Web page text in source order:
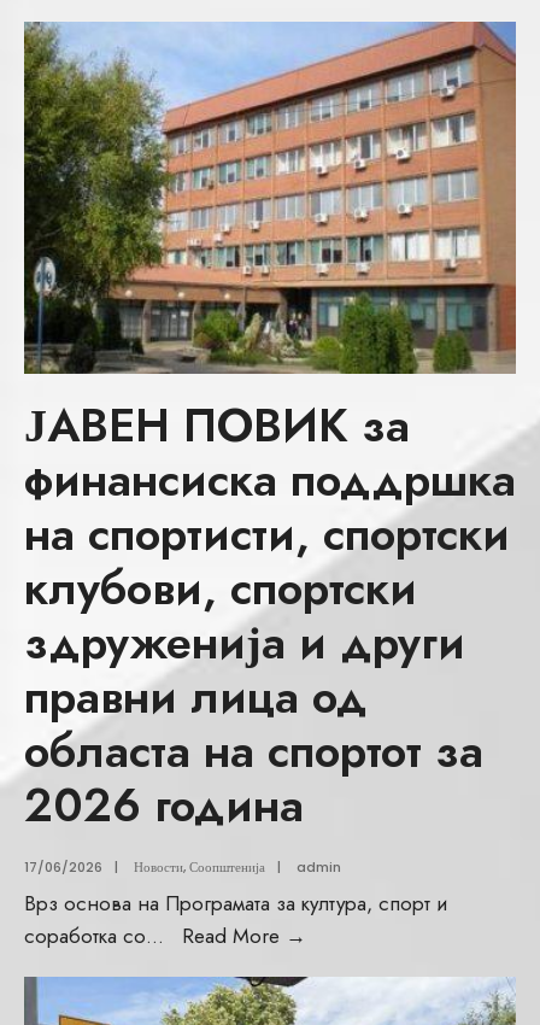
ЈАВЕН ПОВИК за
финансиска поддршка
на спортисти, спортски
клубови, спортски
здруженија и други
правни лица од
областа на спортот за
2026 година
17/06/2026 | Новости,Соопштенија | admin
Врз основа на Програмата за култура, спорт и
соработка со... Read More →